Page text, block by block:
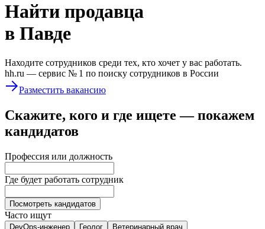
Найти продавца
в Павде
Находите сотрудников среди тех, кто хочет у вас работать.
hh.ru — сервис № 1 по поиску сотрудников в России
Разместить вакансию
Скажите, кого и где ищете — покажем
кандидатов
Профессия или должность
Где будет работать сотрудник
Посмотреть кандидатов
Часто ищут
DevOps-инженер Геолог Ветеринарный врач